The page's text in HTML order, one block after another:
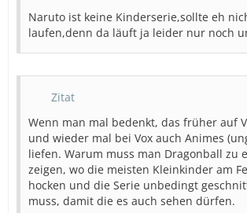
Naruto ist keine Kinderserie,sollte eh
laufen,denn da läuft ja leider nur noch
Zitat
Wenn man mal bedenkt, das früher auf
und wieder mal bei Vox auch Animes
liefen. Warum muss man Dragonball zu
zeigen, wo die meisten Kleinkinder am
hocken und die Serie unbedingt
muss, damit die es auch sehen dürfen.